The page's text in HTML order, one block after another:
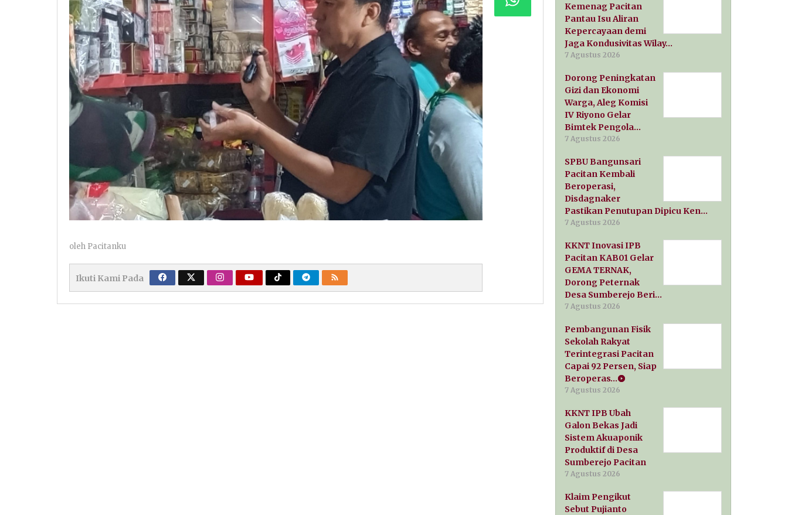
oleh Pacitanku
Ikuti Kami Pada
Kemenag Pacitan
Pantau Isu Aliran
Kepercayaan demi
Jaga Kondusivitas Wilay…
7 Agustus 2026
Dorong Peningkatan
Gizi dan Ekonomi
Warga, Aleg Komisi
IV Riyono Gelar
Bimtek Pengola…
7 Agustus 2026
SPBU Bangunsari
Pacitan Kembali
Beroperasi,
Disdagnaker
Pastikan Penutupan Dipicu Ken…
7 Agustus 2026
KKNT Inovasi IPB
Pacitan KAB01 Gelar
GEMA TERNAK,
Dorong Peternak
Desa Sumberejo Beri…
7 Agustus 2026
Pembangunan Fisik
Sekolah Rakyat
Terintegrasi Pacitan
Capai 92 Persen, Siap
Beroperas…
7 Agustus 2026
KKNT IPB Ubah
Galon Bekas Jadi
Sistem Akuaponik
Produktif di Desa
Sumberejo Pacitan
7 Agustus 2026
Klaim Pengikut
Sebut Pujianto